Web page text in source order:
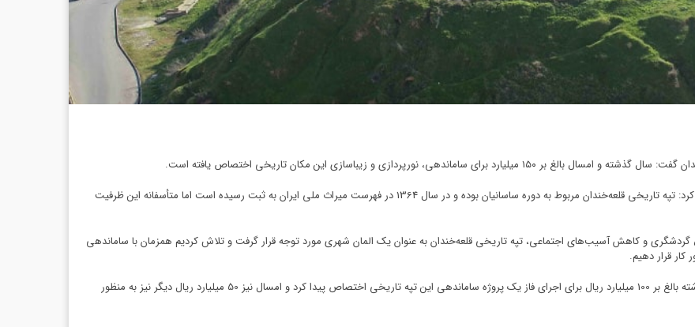
نورپردازی و زیباسازی این مکان تاریخی اختصاص یافته است.
سیدمحمدرضا سیدالنگی در گفت‌وگو با خبرنگار تسنیم در گرگان اظهار کرد: تپه تاریخی قلعه‌خندان مربوط به دوره ساسانیان بوده و در سال 1364 در فهرست میراث ملی ایران به ثبت رسیده است اما متأسفانه این ظرفیت
گردشگری و کاهش آسیب‌های اجتماعی، تپه تاریخی قلعه‌خندان به عنوان یک المان شهری مورد توجه قرار گرفت و تلاش کردیم همزمان با ساماندهی
قرار دهیم.
وی افزود: با موافقت و تصویب شورای اسلامی شهر گرگان در سال گذشته بالغ بر 100 میلیارد ریال برای اجرای فاز یک پروژه ساماندهی این تپه تاریخی اختصاص پیدا کرد و امسال نیز 50 میلیارد ریال دیگر نیز به منظور